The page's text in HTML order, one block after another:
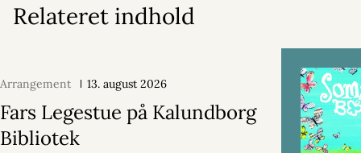
Relateret indhold
Arrangement 13. august 2026
Fars Legestue på Kalundborg
Bibliotek